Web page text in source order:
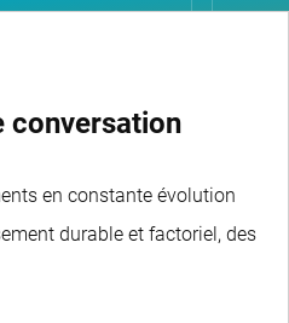
conversation
en constante évolution
durable et factoriel, des